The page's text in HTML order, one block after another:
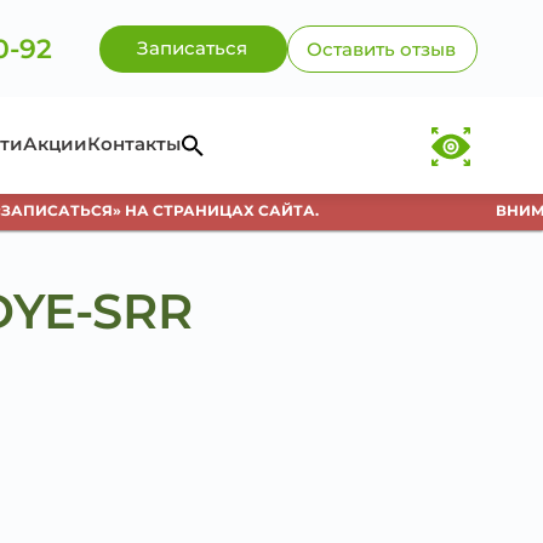
92 Записаться Оставить отзыв
АкцииКонтакты
НА СТРАНИЦАХ САЙТА.
SRR